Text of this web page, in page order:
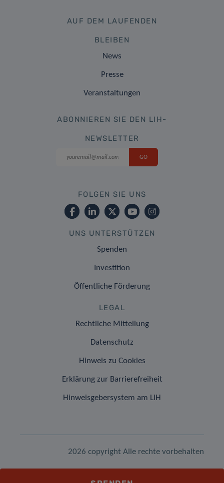
AUF DEM LAUFENDEN
BLEIBEN
News
Presse
Veranstaltungen
ABONNIEREN SIE DEN LIH-
NEWSLETTER
FOLGEN SIE UNS
UNS UNTERSTÜTZEN
Spenden
Investition
Öffentliche Förderung
LEGAL
Rechtliche Mitteilung
Datenschutz
Hinweis zu Cookies
Erklärung zur Barrierefreiheit
Hinweisgebersystem am LIH
2026 copyright Alle rechte vorbehalten